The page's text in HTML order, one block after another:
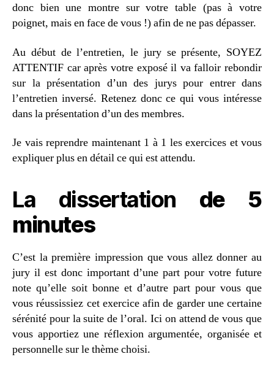
donc bien une montre sur votre table (pas à votre
poignet, mais en face de vous !) afin de ne pas dépasser.
Au début de l’entretien, le jury se présente, SOYEZ
ATTENTIF car après votre exposé il va falloir rebondir
sur la présentation d’un des jurys pour entrer dans
l’entretien inversé. Retenez donc ce qui vous intéresse
dans la présentation d’un des membres.
Je vais reprendre maintenant 1 à 1 les exercices et vous
expliquer plus en détail ce qui est attendu.
La dissertation de 5
minutes
C’est la première impression que vous allez donner au
jury il est donc important d’une part pour votre future
note qu’elle soit bonne et d’autre part pour vous que
vous réussissiez cet exercice afin de garder une certaine
sérénité pour la suite de l’oral. Ici on attend de vous que
vous apportiez une réflexion argumentée, organisée et
personnelle sur le thème choisi.